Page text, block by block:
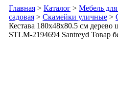
Главная > Каталог > Мебель
садовая > Скамейки уличные >
Кестава 180x48x80.5 см дерево
STLM-2194694 Santreyd Товар